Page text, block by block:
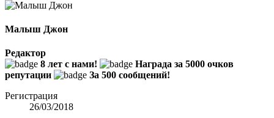
Малыш Джон
Редактор
8 лет с нами!
Награда за 5000 очков
репутации
За 500 сообщений!
Регистрация
26/03/2018